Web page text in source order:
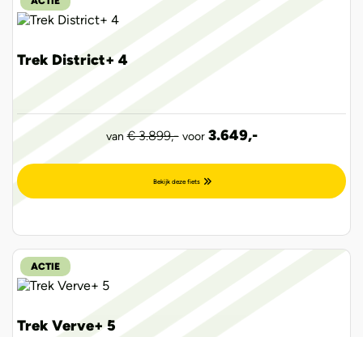
Trek District+ 4
van € 3.899,- voor3.649,-
Bekijk deze fiets
Trek Verve+ 5
ACTIE